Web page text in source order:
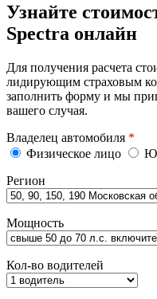
Узнайте
Spectra онлайн
Для получения расчета
лидирующим страховым
заполнить форму и мы
вашего случая.
Владелец автомобиля *
Физическое лицо
Регион
Мощность
Кол-во водителей